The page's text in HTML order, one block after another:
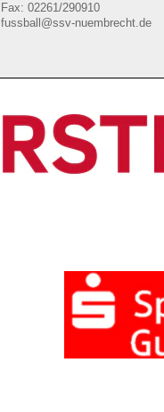
Fax: 02261/290910
fussball@ssv-nuembrecht.de